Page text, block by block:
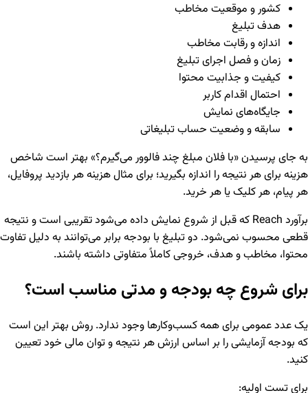
کشور و موقعیت مخاطب
هدف تبلیغ
اندازه و رقابت مخاطب
زمان و فصل اجرای تبلیغ
کیفیت و جذابیت محتوا
احتمال اقدام کاربر
جایگاه‌های نمایش
سابقه و وضعیت حساب تبلیغاتی
به جای پرسیدن «با فلان مبلغ چند فالوور می‌گیرم؟» بهتر است شاخص
هزینه برای هر نتیجه را اندازه بگیرید؛ برای مثال هزینه هر بازدید پروفایل،
هر پیام، هر کلیک یا هر خرید.
برآورد Reach که قبل از شروع نمایش داده می‌شود تقریبی است و نتیجه
قطعی محسوب نمی‌شود. دو تبلیغ با بودجه برابر می‌توانند به دلیل تفاوت
محتوا، مخاطب و هدف، خروجی کاملاً متفاوتی داشته باشند.
برای شروع چه بودجه و مدتی مناسب است؟
یک عدد عمومی برای همه کسب‌وکارها وجود ندارد. روش بهتر این است
که بودجه آزمایشی را بر اساس ارزش هر نتیجه و توان مالی خود تعیین
کنید.
برای تست اولیه: